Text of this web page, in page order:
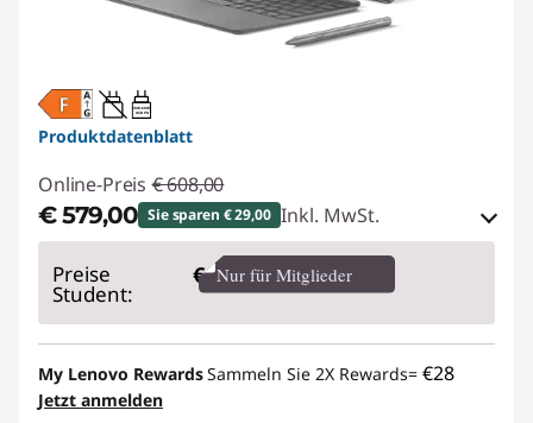
20W-60W
USB PD
Produktdatenblatt
Online-Preis € 608,00
€ 579,00 Sie sparen € 29,00 Inkl. MwSt.
eCoupon-Rabatt :-€ 29,00
eCoupon :BACKTOSCHOOL
Der eCoupon ist auf Einheiten mit 10 begrenzt.
Preise
Student:
€ Nur für Mitglieder
My Lenovo RewardsSammeln Sie 2X Rewards= €28
Jetzt anmelden